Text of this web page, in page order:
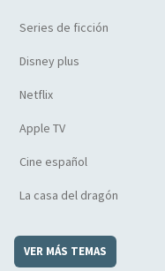
Series de ficción
Disney plus
Netflix
Apple TV
Cine español
La casa del dragón
VER MÁS TEMAS